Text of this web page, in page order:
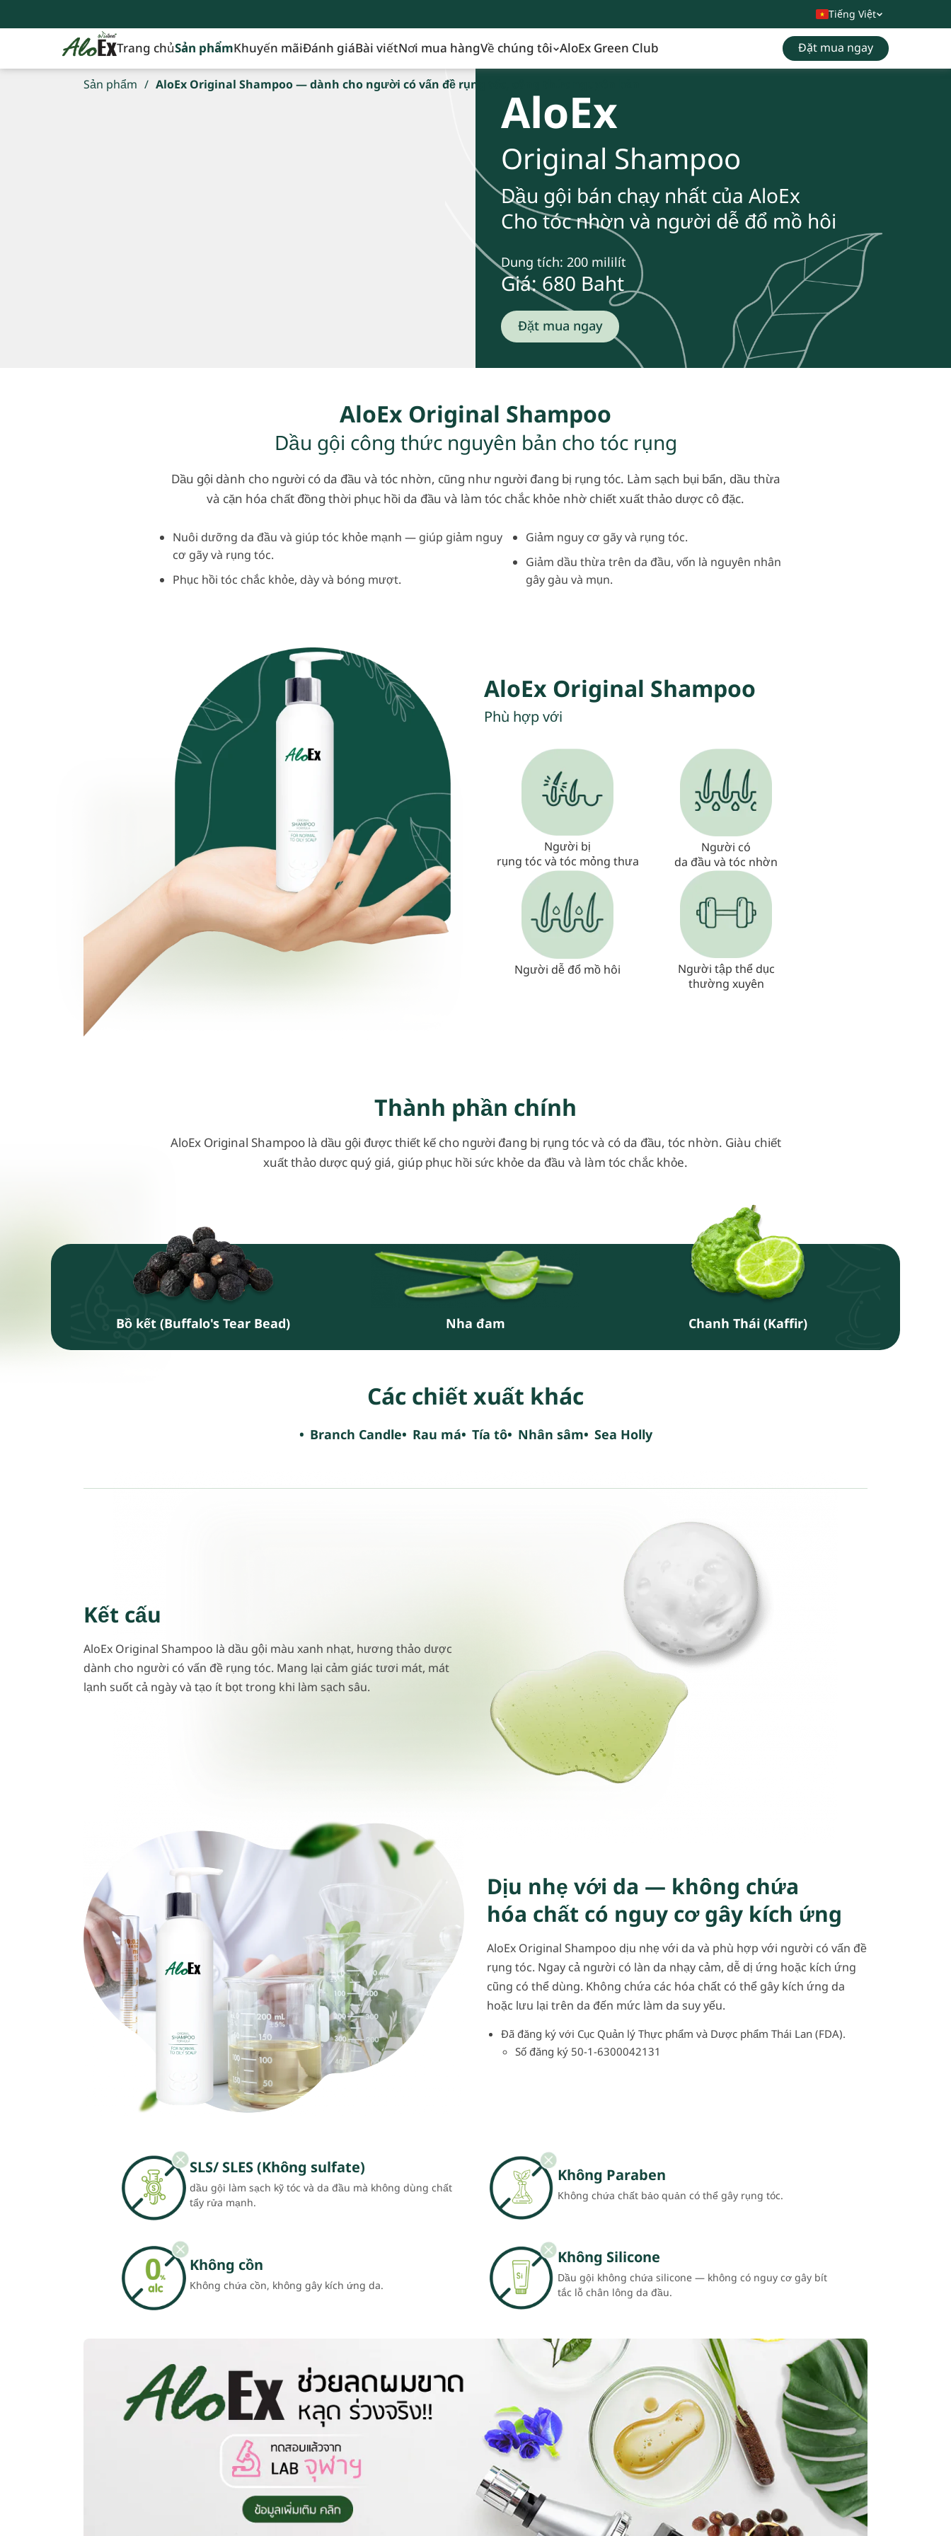
Tiếng Việt
Trang chủSản phẩmKhuyến mãiĐánh giáBài viếtNơi mua hàngVề chúng tôi AloEx Green Club Đặt mua ngay
Sản phẩm / AloEx Original Shampoo — dành cho người có vấn đề rụng tóc, công thức nguyên bản
AloEx
Original Shampoo
Dầu gội bán chạy nhất của AloEx
Cho tóc nhờn và người dễ đổ mồ hôi
Dung tích: 200 mililít
Giá: 680 Baht
Đặt mua ngay
AloEx Original Shampoo
Dầu gội công thức nguyên bản cho tóc rụng
Dầu gội dành cho người có da đầu và tóc nhờn, cũng như người đang bị rụng tóc. Làm sạch bụi bẩn, dầu thừa
và cặn hóa chất đồng thời phục hồi da đầu và làm tóc chắc khỏe nhờ chiết xuất thảo dược cô đặc.
Nuôi dưỡng da đầu và giúp tóc khỏe mạnh — giúp giảm nguy
cơ gãy và rụng tóc.
Phục hồi tóc chắc khỏe, dày và bóng mượt.
Giảm nguy cơ gãy và rụng tóc.
Giảm dầu thừa trên da đầu, vốn là nguyên nhân
gây gàu và mụn.
AloEx Original Shampoo
Phù hợp với
Người bị
rụng tóc và tóc mỏng thưa
Người có
da đầu và tóc nhờn
Người dễ đổ mồ hôi
Người tập thể dục
thường xuyên
Thành phần chính
AloEx Original Shampoo là dầu gội được thiết kế cho người đang bị rụng tóc và có da đầu, tóc nhờn. Giàu chiết
xuất thảo dược quý giá, giúp phục hồi sức khỏe da đầu và làm tóc chắc khỏe.
Bồ kết (Buffalo's Tear Bead) Nha đam Chanh Thái (Kaffir)
Các chiết xuất khác
Branch Candle Rau má Tía tô Nhân sâm Sea Holly
Kết cấu
AloEx Original Shampoo là dầu gội màu xanh nhạt, hương thảo dược
dành cho người có vấn đề rụng tóc. Mang lại cảm giác tươi mát, mát
lạnh suốt cả ngày và tạo ít bọt trong khi làm sạch sâu.
Dịu nhẹ với da — không chứa
hóa chất có nguy cơ gây kích ứng
AloEx Original Shampoo dịu nhẹ với da và phù hợp với người có vấn đề
rụng tóc. Ngay cả người có làn da nhạy cảm, dễ dị ứng hoặc kích ứng
cũng có thể dùng. Không chứa các hóa chất có thể gây kích ứng da
hoặc lưu lại trên da đến mức làm da suy yếu.
Đã đăng ký với Cục Quản lý Thực phẩm và Dược phẩm Thái Lan (FDA).
Số đăng ký 50-1-6300042131
SLS/ SLES (Không sulfate)
dầu gội làm sạch kỹ tóc và da đầu mà không dùng chất
tẩy rửa mạnh.
Không Paraben
Không chứa chất bảo quản có thể gây rụng tóc.
Không cồn
Không chứa cồn, không gây kích ứng da.
Không Silicone
Dầu gội không chứa silicone — không có nguy cơ gây bít
tắc lỗ chân lông da đầu.